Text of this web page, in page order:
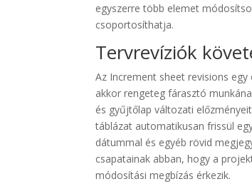
egyszerre több elemet
csoportosíthatja.
Tervrevíziók
Az Increment sheet revisions
akkor rengeteg fárasztó
és gyűjtőlap változati
táblázat automatikusan frissül
dátummal és egyéb rövid
csapatainak abban, hogy a
módosítási megbízás érkezik.